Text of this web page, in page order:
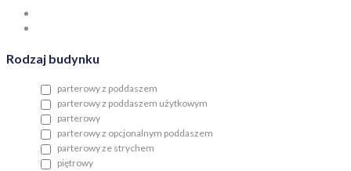
Rodzaj budynku
parterowy z poddaszem
parterowy z poddaszem użytkowym
parterowy
parterowy z opcjonalnym poddaszem
parterowy ze strychem
piętrowy